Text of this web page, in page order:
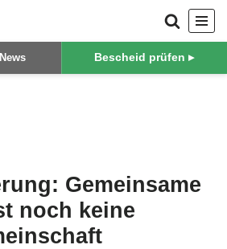
News Bescheid prüfen ▸
Gemeinsame
noch keine